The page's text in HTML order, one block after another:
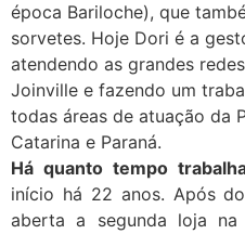
época Bariloche), que
sorvetes. Hoje Dori é a
atendendo as grandes
Joinville e fazendo um
todas áreas de atuação da
Catarina e Paraná.
Há quanto tempo
início há 22 anos. Após
aberta a segunda loja